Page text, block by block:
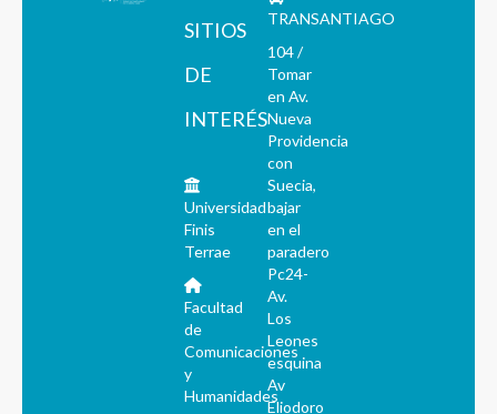
SITIOS
DE
INTERÉS
Universidad
Finis
Terrae
Facultad
de
Comunicaciones
y
Humanidades
TRANSANTIAGO
104 /
Tomar
en Av.
Nueva
Providencia
con
Suecia,
bajar
en el
paradero
Pc24-
Av.
Los
Leones
esquina
Av
Eliodoro